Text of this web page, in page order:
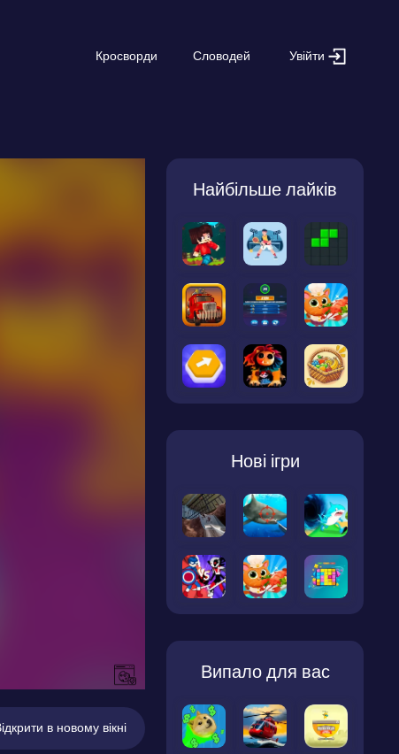
Кросворди Словодей Увійти
в новому вікні
Найбільше лайків
Нові ігри
Випало для вас